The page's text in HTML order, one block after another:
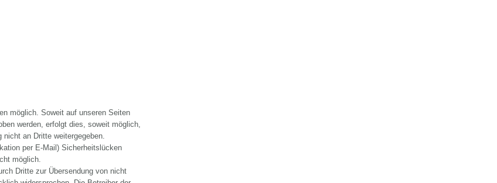
möglich. Soweit auf unseren Seiten
werden, erfolgt dies, soweit möglich,
an Dritte weitergegeben.
per E-Mail) Sicherheitslücken
möglich.
Dritte zur Übersendung von nicht